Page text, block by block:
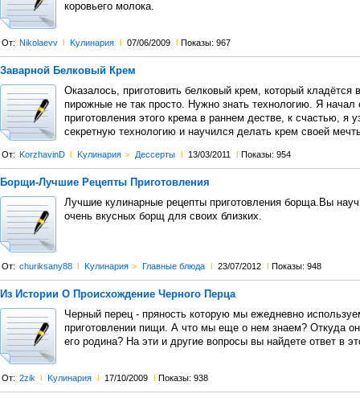
коровьего молока.
От: Nikolaevv l Kулинария l 07/06/2009 l Показы: 967
Заварной Белковый Крем
Оказалось, приготовить белковый крем, который кладётся
пирожные не так просто. Нужно знать технологию. Я начал
приготовления этого крема в раннем дестве, к счастью, я
секретную технологию и научился делать крем своей
От: KorzhavinD l Kулинария > Дессерты l 13/03/2011 l Показы: 954
Борщи-Лучшие Рецепты Приготовления
Лучшие кулинарные рецепты приготовления борща.Вы
очень вкусных борщ для своих близких.
От: churiksany88 l Kулинария > Главные блюда l 23/07/2012 l Показы: 948
Из Истории О Происхождение Черного Перца
Черный перец - пряность которую мы ежедневно
приготовлении пищи. А что мы еще о нем знаем? Откуда
его родина? На эти и другие вопросы вы найдете ответ в
От: 2zik l Kулинария l 17/10/2009 l Показы: 938